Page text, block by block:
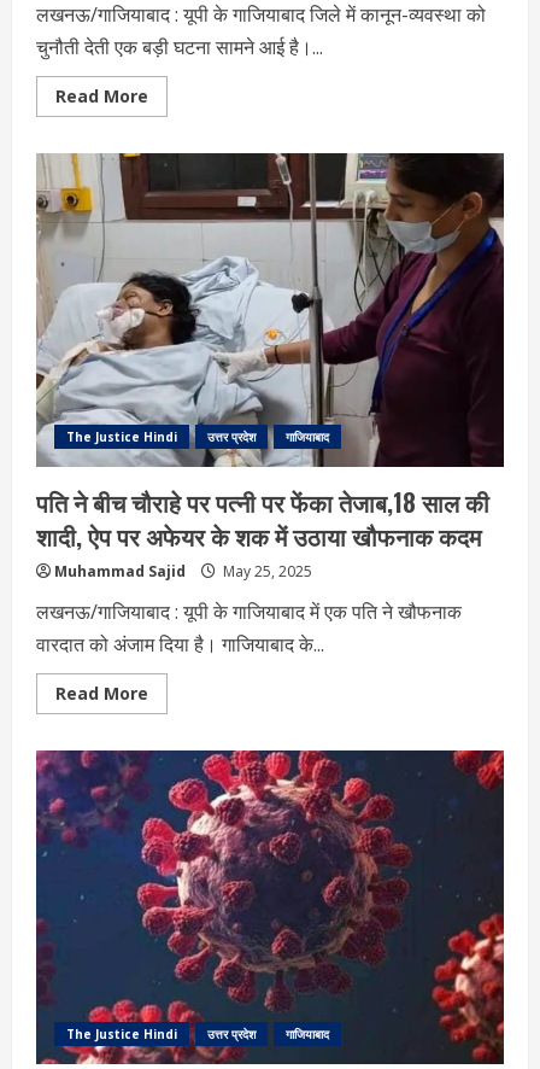
लखनऊ/गाजियाबाद : यूपी के गाजियाबाद जिले में कानून-व्यवस्था को
चुनौती देती एक बड़ी घटना सामने आई है।...
Read More
more
अपराधी
को
पकड़ने
नोएडा
पुलिस
टीम
पर
हमला,
कांस्टेबल
सौरभ
देशवाल
की
मौत,
कई
पुलिसकर्मी
घायल
The Justice Hindi उत्तर प्रदेश गाजियाबाद
पति ने बीच चौराहे पर पत्नी पर फेंका तेजाब,18 साल की
शादी, ऐप पर अफेयर के शक में उठाया खौफनाक कदम
Muhammad Sajid May 25, 2025
लखनऊ/गाजियाबाद : यूपी के गाजियाबाद में एक पति ने खौफनाक
वारदात को अंजाम दिया है। गाजियाबाद के...
Read More
more
ने
चौराहे
पर
पत्नी
पर
फेंका
तेजाब,18
साल
की
शादी,
ऐप
अफेयर
के
शक
में
उठाया
खौफनाक
The Justice Hindi उत्तर प्रदेश गाजियाबाद